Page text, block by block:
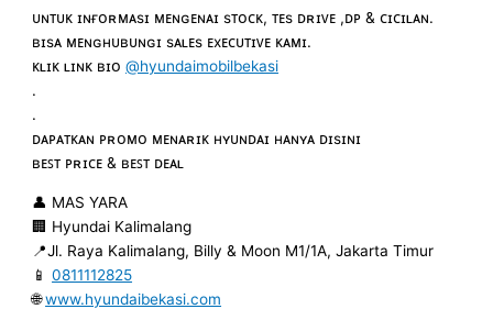
ᴜɴᴛᴜᴋ ɪɴғᴏʀᴍᴀsɪ ᴍᴇɴɢᴇɴᴀɪ sᴛᴏᴄᴋ, ᴛᴇs ᴅʀɪᴠᴇ ,ᴅᴘ & ᴄɪᴄɪʟᴀɴ.
ʙɪsᴀ ᴍᴇɴɢʜᴜʙᴜɴɢɪ sᴀʟᴇs ᴇxᴇᴄᴜᴛɪᴠᴇ ᴋᴀᴍɪ.
ᴋʟɪᴋ ʟɪɴᴋ ʙɪᴏ@hyundaimobilbekasi
.
.
ᴅᴀᴘᴀᴛᴋᴀɴ ᴘʀᴏᴍᴏ ᴍᴇɴᴀʀɪᴋ ʜʏᴜɴᴅᴀɪ ʜᴀɴʏᴀ ᴅɪsɪɴɪ
ʙᴇꜱᴛ ᴘʀɪᴄᴇ & ʙᴇꜱᴛ ᴅᴇᴀʟ
👤 MAS YARA
🏢 Hyundai Kalimalang
📍Jl. Raya Kalimalang, Billy & Moon M1/1A, Jakarta Timur
📱0811112825
🌐www.hyundaibekasi.com